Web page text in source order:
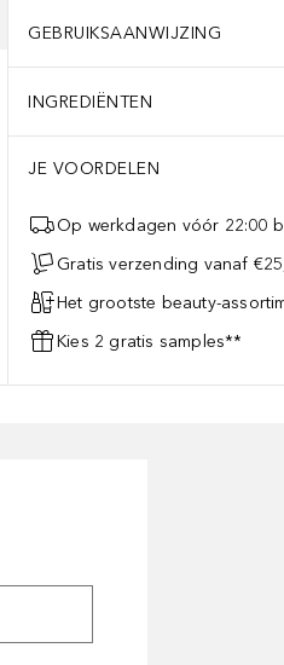
GEBRUIKSAANWIJZING
INGREDIËNTEN
JE VOORDELEN
Op werkdagen vóór 22:00
Gratis verzending vanaf
Het grootste beauty-
Kies 2 gratis samples**